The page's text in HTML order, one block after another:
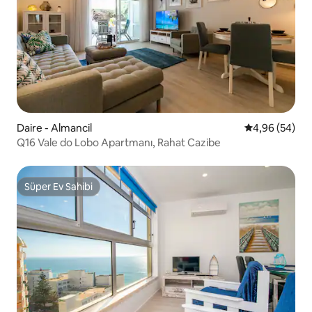
Daire - Almancil 5 üzerinden
4,96 (54)
Q16 Vale do Lobo Apartmanı, Rahat Cazibe
Süper Ev Sahibi
Süper Ev Sahibi